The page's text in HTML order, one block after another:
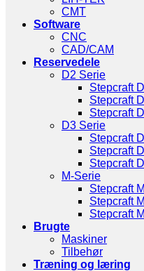
CMT
Software
CNC
CAD/CAM
Reservedele
D2 Serie
Stepcraft
Stepcraft
Stepcraft
D3 Serie
Stepcraft
Stepcraft
Stepcraft
M-Serie
Stepcraft
Stepcraft
Stepcraft
Brugte
Maskiner
Tilbehør
Træning og læring